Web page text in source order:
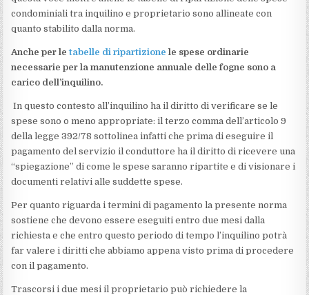
condominiali tra inquilino e proprietario sono allineate con
quanto stabilito dalla norma.
Anche per letabelle di ripartizione le spese ordinarie
necessarie per la manutenzione annuale delle fogne sono a
carico dell’inquilino.
In questo contesto all’inquilino ha il diritto di verificare se le
spese sono o meno appropriate: il terzo comma dell’articolo 9
della legge 392/78 sottolinea infatti che prima di eseguire il
pagamento del servizio il conduttore ha il diritto di ricevere una
“spiegazione” di come le spese saranno ripartite e di visionare i
documenti relativi alle suddette spese.
Per quanto riguarda i termini di pagamento la presente norma
sostiene che devono essere eseguiti entro due mesi dalla
richiesta e che entro questo periodo di tempo l’inquilino potrà
far valere i diritti che abbiamo appena visto prima di procedere
con il pagamento.
Trascorsi i due mesi il proprietario può richiedere la